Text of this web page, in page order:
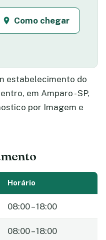
Como chegar
estabelecimento do
em Amparo - SP,
por Imagem e
Horário
08:00 – 18:00
08:00 – 18:00